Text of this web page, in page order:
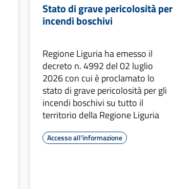
Stato di grave pericolosità per
incendi boschivi
Regione Liguria ha emesso il
decreto n. 4992 del 02 luglio
2026 con cui è proclamato lo
stato di grave pericolosità per gli
incendi boschivi su tutto il
territorio della Regione Liguria
Accesso all'informazione